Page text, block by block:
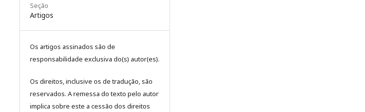
Seção
Artigos
Os artigos assinados são de
responsabilidade exclusiva do(s) autor(es).
Os direitos, inclusive os de tradução, são
reservados. A remessa do texto pelo autor
implica sobre este a cessão dos direitos